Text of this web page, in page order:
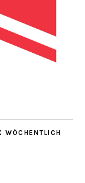
WÖCHENTLICH